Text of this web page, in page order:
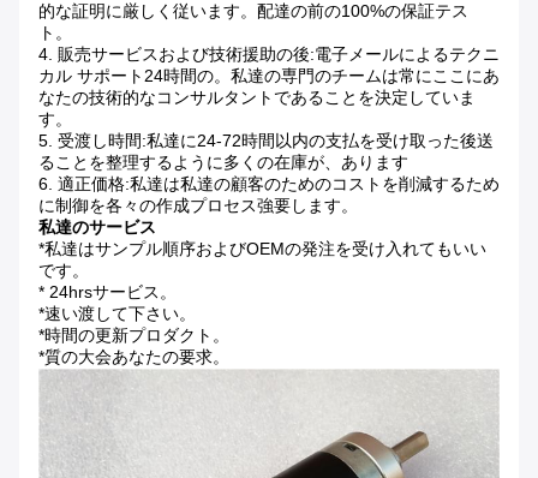
的な証明に厳しく従います。配達の前の100%の保証テス
ト。
4. 販売サービスおよび技術援助の後:電子メールによるテクニ
カル サポート24時間の。私達の専門のチームは常にここにあ
なたの技術的なコンサルタントであることを決定していま
す。
5. 受渡し時間:私達に24-72時間以内の支払を受け取った後送
ることを整理するように多くの在庫が、あります
6. 適正価格:私達は私達の顧客のためのコストを削減するため
に制御を各々の作成プロセス強要します。
私達のサービス
*私達はサンプル順序およびOEMの発注を受け入れてもいい
です。
* 24hrsサービス。
*速い渡して下さい。
*時間の更新プロダクト。
*質の大会あなたの要求。